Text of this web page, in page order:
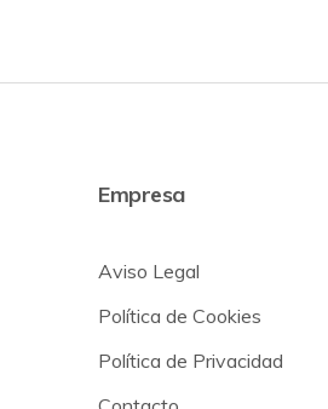
Empresa
Aviso Legal
Política de Cookies
Política de Privacidad